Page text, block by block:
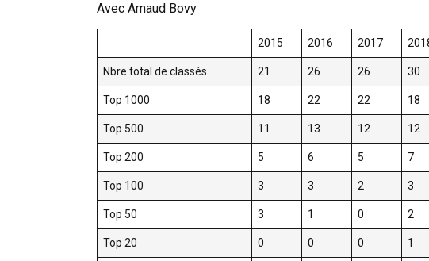
Avec Arnaud Bovy
2015 2016 2017
Nbre total de classés 21 26 26 30
Top 1000 18 22 22 18
Top 500 11 13 12 12
Top 200 5 6 5 7
Top 100 3 3 2 3
Top 50 3 1 0 2
Top 20 0 0 0 1